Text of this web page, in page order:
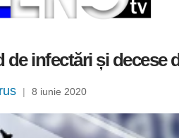
de infectări și decese
| 8 iunie 2020